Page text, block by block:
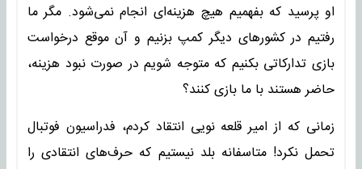
او پرسید که بفهمیم هیچ هزینه‌ای انجام نمی‌شود. مگر ما
رفتیم در کشورهای دیگر کمپ بزنیم و آن موقع درخواست
بازی تدارکاتی بکنیم که متوجه شویم در صورت نبود هزینه‌،
حاضر هستند با ما بازی کنند؟
زمانی که از امیر قلعه‌ نویی انتقاد کردم، فدراسیون فوتبال
تحمل نکرد! متاسفانه بلد نیستیم که حرف‌های انتقادی را